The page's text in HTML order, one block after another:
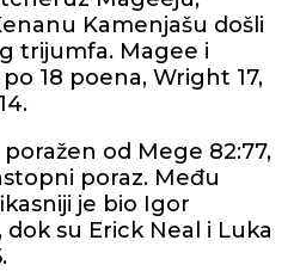
Kamenjašu došli
trijumfa. Magee i
18 poena, Wright 17,
od Mege 82:77,
poraz. Među
je bio Igor
su Erick Neal i Luka